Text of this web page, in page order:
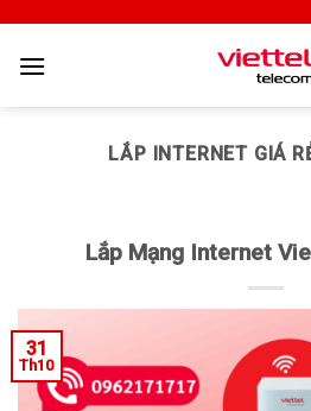
LẮP INTERNET GIÁ
Lắp Mạng Internet
31
Th10